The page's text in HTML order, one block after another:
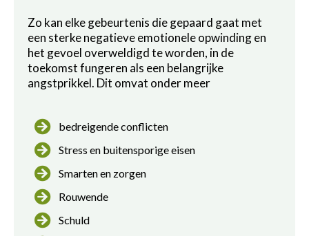
Zo kan elke gebeurtenis die gepaard gaat met
een sterke negatieve emotionele opwinding en
het gevoel overweldigd te worden, in de
toekomst fungeren als een belangrijke
angstprikkel. Dit omvat onder meer
bedreigende conflicten
Stress en buitensporige eisen
Smarten en zorgen
Rouwende
Schuld